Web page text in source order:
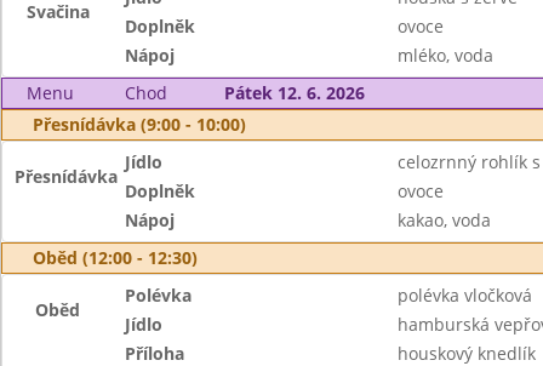
Svačina
Doplněk
ovoce
Nápoj
mléko, voda
Menu
Chod
Pátek 12. 6. 2026
Přesnídávka (9:00 - 10:00)
Přesnídávka
Jídlo
celozrnný rohlík
Doplněk
ovoce
Nápoj
kakao, voda
Oběd (12:00 - 12:30)
Oběd
Polévka
polévka vločková
Jídlo
hamburská
Příloha
houskový knedlík